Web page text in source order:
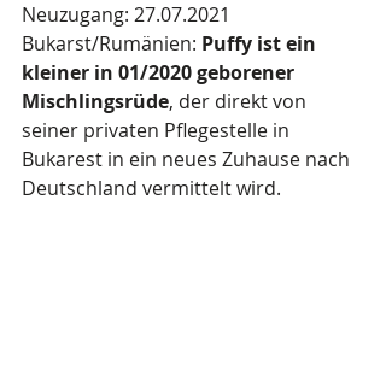
Neuzugang: 27.07.2021
Bukarst/Rumänien: Puffy ist ein
kleiner in 01/2020 geborener
Mischlingsrüde, der direkt von
seiner privaten Pflegestelle in
Bukarest in ein neues Zuhause nach
Deutschland vermittelt wird.